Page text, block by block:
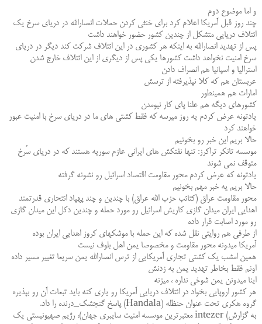
و اما موضوع دوم
چند روز قبل آمریکا اعلام کرد برای خنثی کردن حملات انصارالله در دریای سرخ یک
ائتلاف دریایی متشکل از چندین کشور حضور خواهند داشت
پس از تهدید انصارالله به اینکه هر کشوری در این ائتلاف شرکت کند دیگر در دریای
سرخ امنیت نخواهد داشت کشورها یکی پس از دیگری از این ائتلاف خارج شدن
استرالیا و اسپانیا هم انصراف دادن
عربستان هم که کلا نپذیرفته از ترسش
امارات هم همینطور
کشورهای دیگه هم علنا پای کار نیومدن
یادتونه عرض کردم یه روز میرسه که فقط کشتی های ما در دریای سرخ با امنیت عبور
خواهند کرد
حالا بریم این خبر رو بخونیم
موسسه تانکر تراکرز: تنها ‌نفتکش های ایرانی عازم سوریه هستند که در دریای سُرخ
متوقف نمی شوند
یادتونه که عرض کردم محور مقاومت اقتصاد اسرائیل رو نشونه گرفته
حالا بریم یه خبر مهم بخونیم
محور مقاومت عراق (کتائب حزب الله عراق) با چندین و چند پهپاد انتحاری قدرتمند
اهدایی ایران میدان گازی کاریش اسرائیل رو مورد حمله و چندین دکل این میدان گازی
رو مورد اصابت قرار داده
از طرفی هم روایتی نقل شده که این حمله با موشکهای کروز اهدایی ایران بوده
آمریکا میدونه محور مقاومت و مخصوصا یمن اهل بلوف نیست
همین امشب یک کشتی تجاری آمریکایی از ترس انصارالله یمن سریعا تغییر مسیر داده
اونم فقط بخاطر تهدید یمن به زدنش
اینا میدونن یمن شوخی نداره ، میزنه
هر کشور اروپایی بخواد در ائتلاف دریایی آمریکا رو یاری کنه باید تبعات آن رو بپذیره
گروه هکری تحت عنوان حنظله (Handala) پاسخ گنجشک_درنده را داد.
به گزارشintezer (معتبرترین موسسه امنیت سایبری جهان)، رژیم صهیونیستی یک